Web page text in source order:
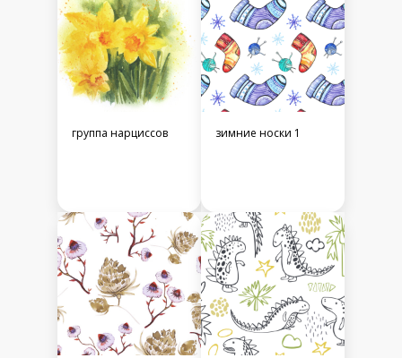
группа нарциссов зимние носки 1